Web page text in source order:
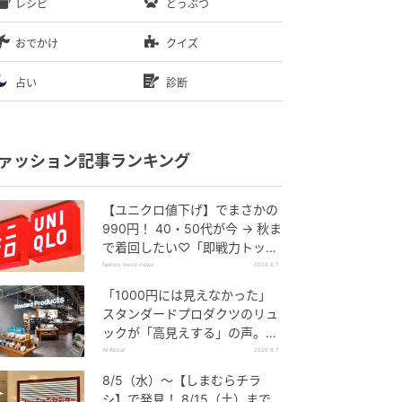
レシピ どうぶつ
おでかけ クイズ
占い 診断
ッション記事ランキング
【ユニクロ値下げ】でまさかの
990円！ 40・50代が今 → 秋ま
で着回したい♡「即戦力トップ
ス」
fashion trend news 2026.8.7
「1000円には見えなかった」
スタンダードプロダクツのリュ
ックが「高見えする」の声。2
個購入する人も
All About 2026.8.7
8/5（水）〜【しまむらチラ
シ】で発見！ 8/15（土）まで